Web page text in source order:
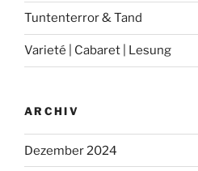
Tuntenterror & Tand
Varieté | Cabaret | Lesung
ARCHIV
Dezember 2024